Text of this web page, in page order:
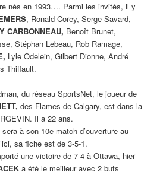
nés en 1993…. Parmi les invités, il y
, Ronald Corey, Serge Savard,
CARBONNEAU, Benoît Brunet,
Stéphan Lebeau, Rob Ramage,
Lyle Odelein, Gilbert Dionne, André
Thiffault.
du réseau SportsNet, le joueur de
des Flames de Calgary, est dans la
Il a 22 ans.
sera à son 10e match d’ouverture au
sa fiche est de 3-5-1.
une victoire de 7-4 à Ottawa, hier
a été le meilleur avec 2 buts